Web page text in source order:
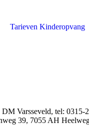
Tarieven Kinderopvang
Varsseveld, tel: 0315-
39, 7055 AH